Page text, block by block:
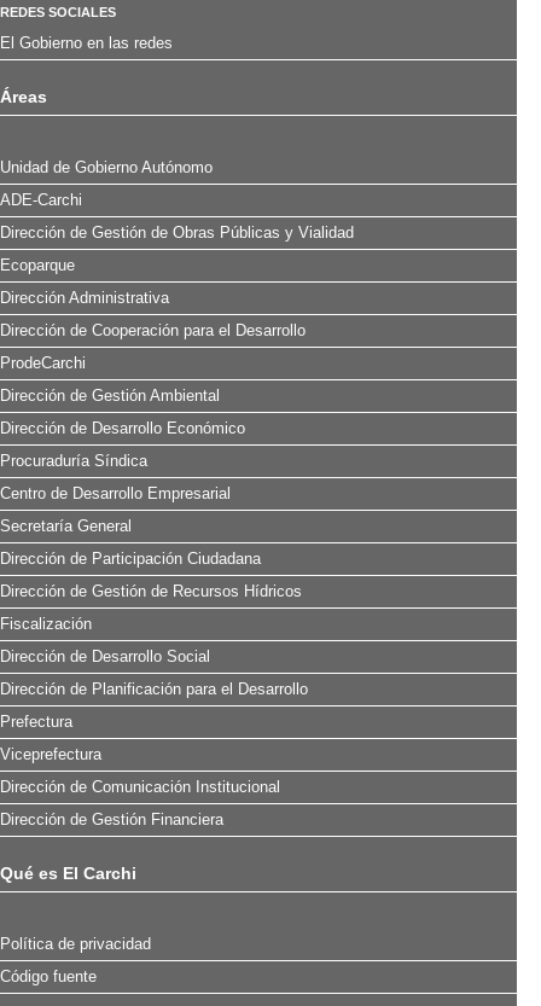
REDES SOCIALES
El Gobierno en las redes
Áreas
Unidad de Gobierno Autónomo
ADE-Carchi
Dirección de Gestión de Obras Públicas y Vialidad
Ecoparque
Dirección Administrativa
Dirección de Cooperación para el Desarrollo
ProdeCarchi
Dirección de Gestión Ambiental
Dirección de Desarrollo Económico
Procuraduría Síndica
Centro de Desarrollo Empresarial
Secretaría General
Dirección de Participación Ciudadana
Dirección de Gestión de Recursos Hídricos
Fiscalización
Dirección de Desarrollo Social
Dirección de Planificación para el Desarrollo
Prefectura
Viceprefectura
Dirección de Comunicación Institucional
Dirección de Gestión Financiera
Qué es El Carchi
Política de privacidad
Código fuente